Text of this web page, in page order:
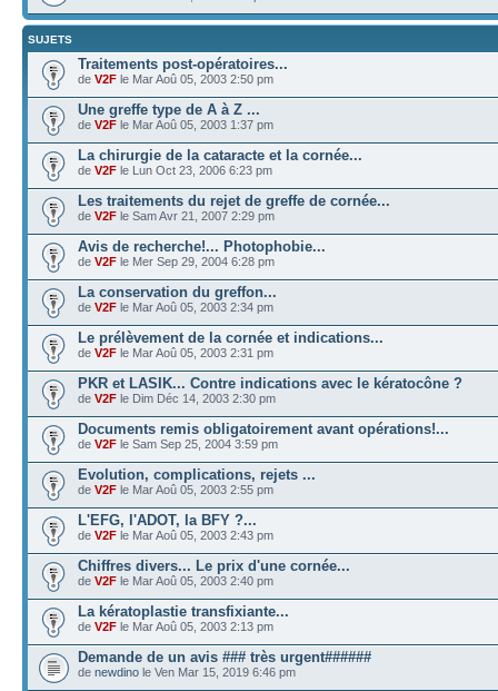
SUJETS
Traitements post-opératoires...
de V2F le Mar Aoû 05, 2003 2:50 pm
Une greffe type de A à Z ...
de V2F le Mar Aoû 05, 2003 1:37 pm
La chirurgie de la cataracte et la cornée...
de V2F le Lun Oct 23, 2006 6:23 pm
Les traitements du rejet de greffe de cornée...
de V2F le Sam Avr 21, 2007 2:29 pm
Avis de recherche!... Photophobie...
de V2F le Mer Sep 29, 2004 6:28 pm
La conservation du greffon...
de V2F le Mar Aoû 05, 2003 2:34 pm
Le prélèvement de la cornée et indications...
de V2F le Mar Aoû 05, 2003 2:31 pm
PKR et LASIK... Contre indications avec le kératocône ?
de V2F le Dim Déc 14, 2003 2:30 pm
Documents remis obligatoirement avant opérations!...
de V2F le Sam Sep 25, 2004 3:59 pm
Evolution, complications, rejets ...
de V2F le Mar Aoû 05, 2003 2:55 pm
L'EFG, l'ADOT, la BFY ?...
de V2F le Mar Aoû 05, 2003 2:43 pm
Chiffres divers... Le prix d'une cornée...
de V2F le Mar Aoû 05, 2003 2:40 pm
La kératoplastie transfixiante...
de V2F le Mar Aoû 05, 2003 2:13 pm
Demande de un avis ### très urgent######
de newdino le Ven Mar 15, 2019 6:46 pm